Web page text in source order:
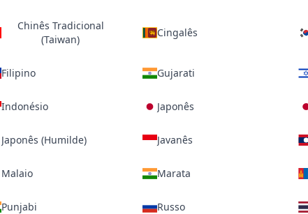
Chinês Tradicional
(Taiwan)
Cingalês
Filipino Gujarati
Indonésio Japonês
Japonês (Humilde) Javanês
Malaio Marata
Punjabi Russo